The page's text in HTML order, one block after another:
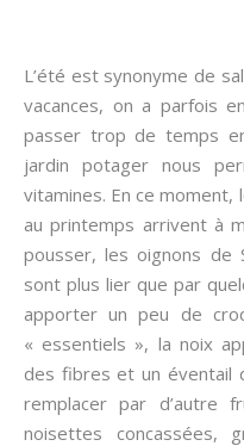
L’été est synonyme de
vacances, on a parfois
passer trop de temps
jardin potager nous
vitamines. En ce
au printemps arrivent à
pousser, les oignons
sont plus lier que par
apporter un peu de
« essentiels », la noix
des fibres et un éventail
remplacer par d’autre
noisettes concassées,